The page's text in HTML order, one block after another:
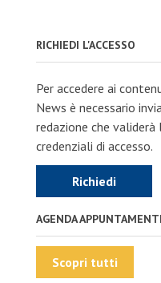
RICHIEDI L'ACCESSO
Per accedere ai
News è necessario
redazione che
credenziali di accesso.
Richiedi
AGENDA APPUNTAMENTI
Scopri tutti